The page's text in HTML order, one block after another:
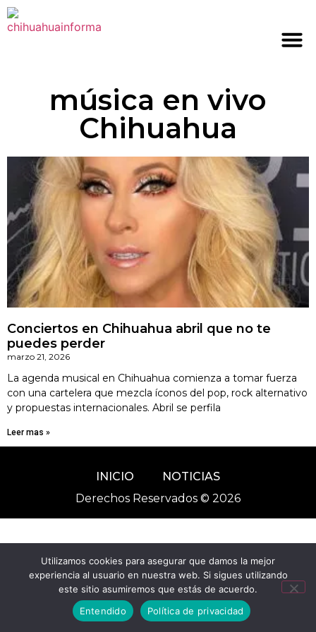
música en vivo
Chihuahua
Conciertos en Chihuahua abril que no te
puedes perder
marzo 21, 2026
La agenda musical en Chihuahua comienza a tomar fuerza
con una cartelera que mezcla íconos del pop, rock alternativo
y propuestas internacionales. Abril se perfila
Leer mas »
INICIO
NOTICIAS
Derechos Reservados © 2026
Utilizamos cookies para asegurar que damos la mejor
experiencia al usuario en nuestra web. Si sigues utilizando
este sitio asumiremos que estás de acuerdo.
Entendido
Política de privacidad